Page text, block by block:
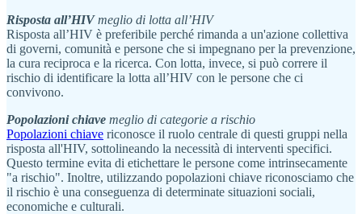
Risposta all’HIVmeglio di lotta all’HIV
Risposta all’HIV è preferibile perché rimanda a un'azione collettiva
di governi, comunità e persone che si impegnano per la prevenzione,
la cura reciproca e la ricerca. Con lotta, invece, si può correre il
rischio di identificare la lotta all’HIV con le persone che ci
convivono.
Popolazioni chiave meglio di categorie a rischio
Popolazioni chiave riconosce il ruolo centrale di questi gruppi nella
risposta all'HIV, sottolineando la necessità di interventi specifici.
Questo termine evita di etichettare le persone come intrinsecamente
"a rischio". Inoltre, utilizzando popolazioni chiave riconosciamo che
il rischio è una conseguenza di determinate situazioni sociali,
economiche e culturali.